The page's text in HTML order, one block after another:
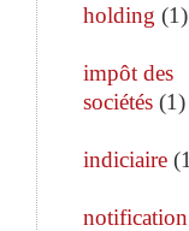
holding (1)
impôt des
sociétés (1)
indiciaire (1
notification